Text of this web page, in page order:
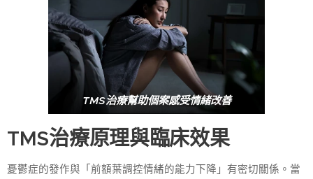
TMS治療幫助個案感受情緒改善
TMS治療原理與臨床效果
憂鬱症的發作與「前額葉調控情緒的能力下降」有密切關係。當